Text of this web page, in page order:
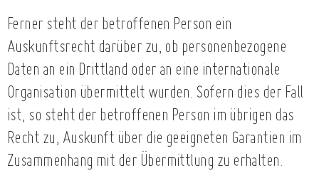
Ferner steht der betroffenen Person ein
Auskunftsrecht darüber zu, ob personenbezogene
Daten an ein Drittland oder an eine internationale
Organisation übermittelt wurden. Sofern dies der Fall
ist, so steht der betroffenen Person im übrigen das
Recht zu, Auskunft über die geeigneten Garantien im
Zusammenhang mit der Übermittlung zu erhalten.